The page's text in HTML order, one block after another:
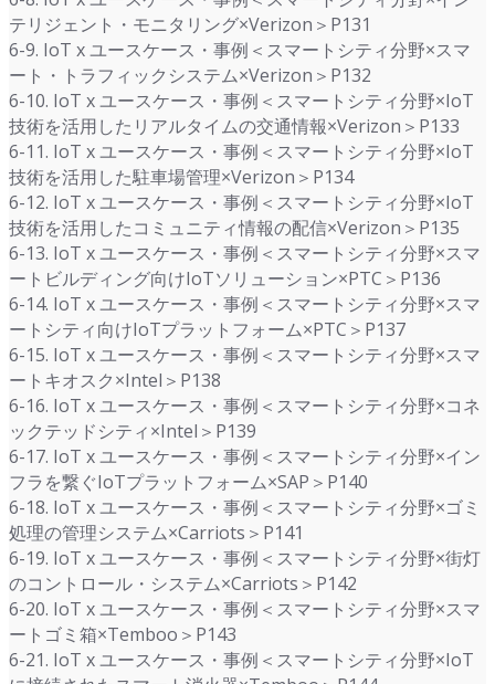
テリジェント・モニタリング×Verizon＞P131
6-9. IoT x ユースケース・事例＜スマートシティ分野×スマ
ート・トラフィックシステム×Verizon＞P132
6-10. IoT x ユースケース・事例＜スマートシティ分野×IoT
技術を活用したリアルタイムの交通情報×Verizon＞P133
6-11. IoT x ユースケース・事例＜スマートシティ分野×IoT
技術を活用した駐車場管理×Verizon＞P134
6-12. IoT x ユースケース・事例＜スマートシティ分野×IoT
技術を活用したコミュニティ情報の配信×Verizon＞P135
6-13. IoT x ユースケース・事例＜スマートシティ分野×スマ
ートビルディング向けIoTソリューション×PTC＞P136
6-14. IoT x ユースケース・事例＜スマートシティ分野×スマ
ートシティ向けIoTプラットフォーム×PTC＞P137
6-15. IoT x ユースケース・事例＜スマートシティ分野×スマ
ートキオスク×Intel＞P138
6-16. IoT x ユースケース・事例＜スマートシティ分野×コネ
ックテッドシティ×Intel＞P139
6-17. IoT x ユースケース・事例＜スマートシティ分野×イン
フラを繋ぐIoTプラットフォーム×SAP＞P140
6-18. IoT x ユースケース・事例＜スマートシティ分野×ゴミ
処理の管理システム×Carriots＞P141
6-19. IoT x ユースケース・事例＜スマートシティ分野×街灯
のコントロール・システム×Carriots＞P142
6-20. IoT x ユースケース・事例＜スマートシティ分野×スマ
ートゴミ箱×Temboo＞P143
6-21. IoT x ユースケース・事例＜スマートシティ分野×IoT